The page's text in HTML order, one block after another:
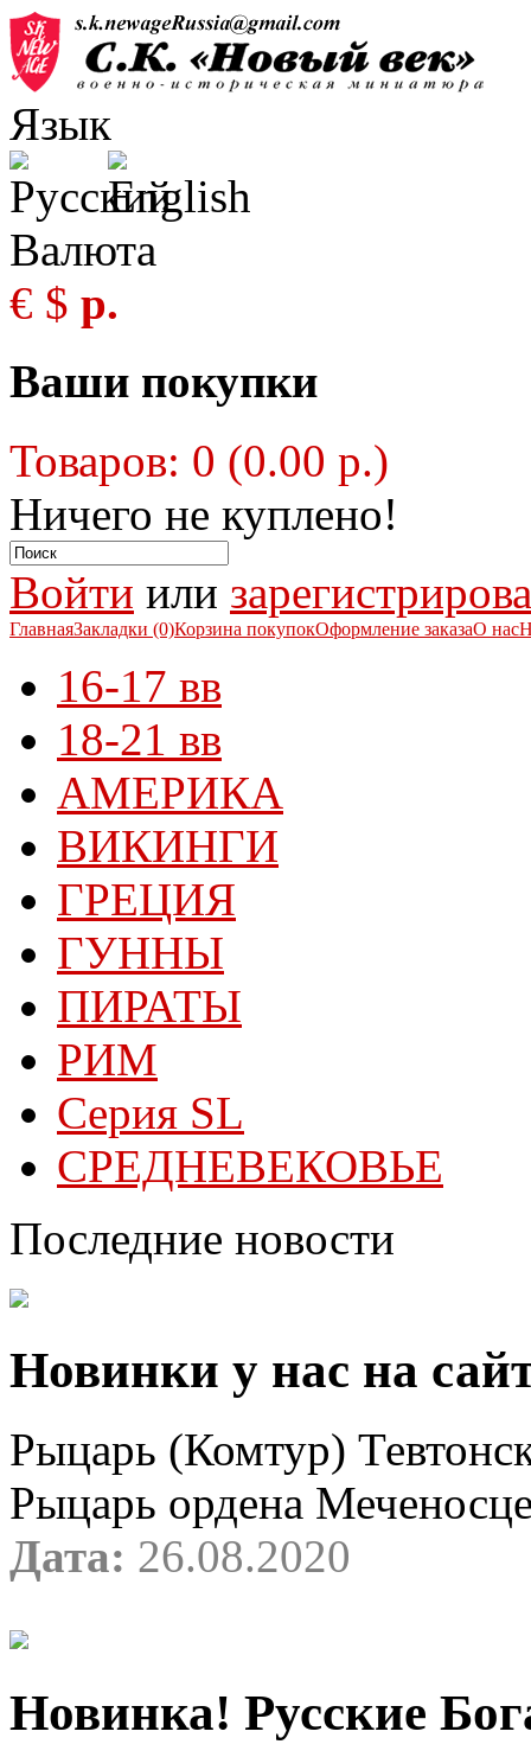
Язык
Валюта
€ $ р.
Ваши покупки
Товаров: 0 (0.00 р.)
Ничего не куплено!
Войти или
ГлавнаяЗакладки (0)Корзина покупокОформление заказаО нас
16-17 вв
18-21 вв
АМЕРИКА
ВИКИНГИ
ГРЕЦИЯ
ГУННЫ
ПИРАТЫ
РИМ
Серия SL
СРЕДНЕВЕКОВЬЕ
Последние новости
Новинки у нас на
Рыцарь (Комтур)
Рыцарь ордена
Дата: 26.08.2020
Новинка! Русские